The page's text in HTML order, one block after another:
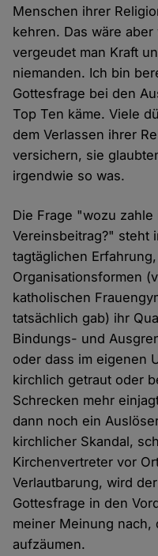
Menschen ihrer
kehren. Das wäre
vergeudet man Kraft
niemanden. Ich bin
Gottesfrage bei den
Top Ten käme. Viele
dem Verlassen ihrer
versichern, sie
irgendwie so was.
Die Frage "wozu
Vereinsbeitrag?" steht
tagtäglichen
Organisationsformen
katholischen
tatsächlich gab) ihr
Bindungs- und
oder dass im eigenen
kirchlich getraut oder
Schrecken mehr
dann noch ein
kirchlicher Skandal,
Kirchenvertreter vor
Verlautbarung, wird
Gottesfrage in den
meiner Meinung nach,
aufzäumen.